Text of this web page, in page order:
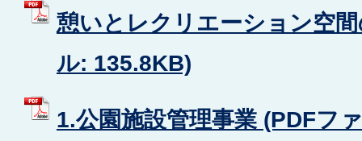
憩いとレクリエーション空
ル: 135.8KB)
1.公園施設管理事業 (PDFフ